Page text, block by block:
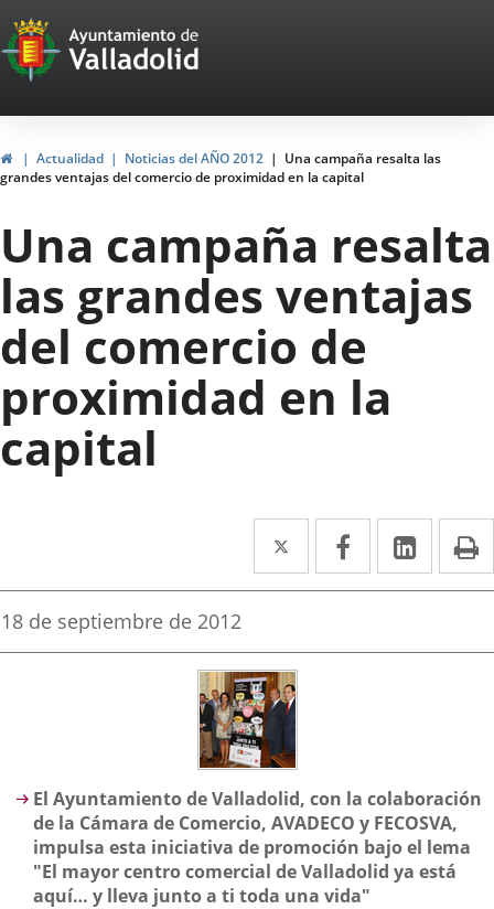
Portal
Web
del
Ayuntamiento
de
Valladolid
HomeActualidad Noticias del AÑO 2012
Una campaña resalta las
grandes ventajas del comercio de proximidad en la capital
Una campaña resalta
las grandes ventajas
del comercio de
proximidad en la
capital
Twitter
Enlace
a
aplicación
externa.
Facebook
Enlace
a
aplicación
Enlace
a
Fecha
la
18 de septiembre de 2012
Descripción
El Ayuntamiento de Valladolid, con la colaboración
de la Cámara de Comercio, AVADECO y FECOSVA,
impulsa esta iniciativa de promoción bajo el lema
"El mayor centro comercial de Valladolid ya está
aquí… y lleva junto a ti toda una vida"